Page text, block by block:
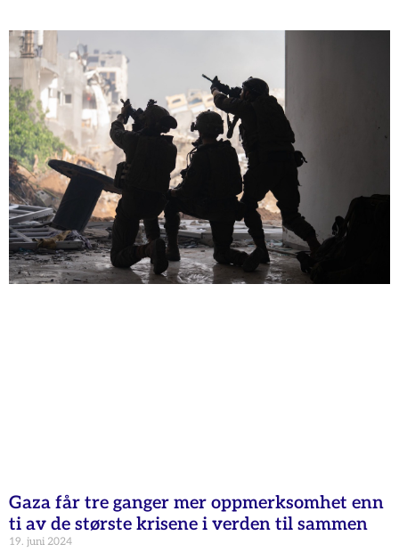
Gaza får tre ganger mer oppmerksomhet enn
ti av de største krisene i verden til sammen
19. juni 2024